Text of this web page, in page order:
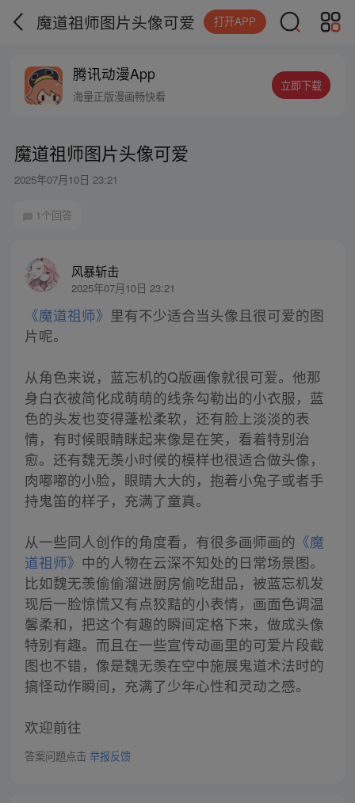
魔道祖师图片头像可爱 打开APP
腾讯动漫App
海量正版漫画畅快看
立即下载
魔道祖师图片头像可爱
2025年07月10日 23:21
1个回答
风暴斩击
2025年07月10日 23:21
《魔道祖师》 里有不少适合当头像且很可爱的图
片呢。
从角色来说，蓝忘机的Q版画像就很可爱。他那
身白衣被简化成萌萌的线条勾勒出的小衣服，蓝
色的头发也变得蓬松柔软，还有脸上淡淡的表
情，有时候眼睛眯起来像是在笑，看着特别治
愈。还有魏无羡小时候的模样也很适合做头像，
肉嘟嘟的小脸，眼睛大大的，抱着小兔子或者手
持鬼笛的样子，充满了童真。
从一些同人创作的角度看，有很多画师画的 《魔
道祖师》 中的人物在云深不知处的日常场景图。
比如魏无羡偷偷溜进厨房偷吃甜品，被蓝忘机发
现后一脸惊慌又有点狡黠的小表情，画面色调温
馨柔和，把这个有趣的瞬间定格下来，做成头像
特别有趣。而且在一些宣传动画里的可爱片段截
图也不错，像是魏无羡在空中施展鬼道术法时的
搞怪动作瞬间，充满了少年心性和灵动之感。
欢迎前往
答案问题点击 举报反馈